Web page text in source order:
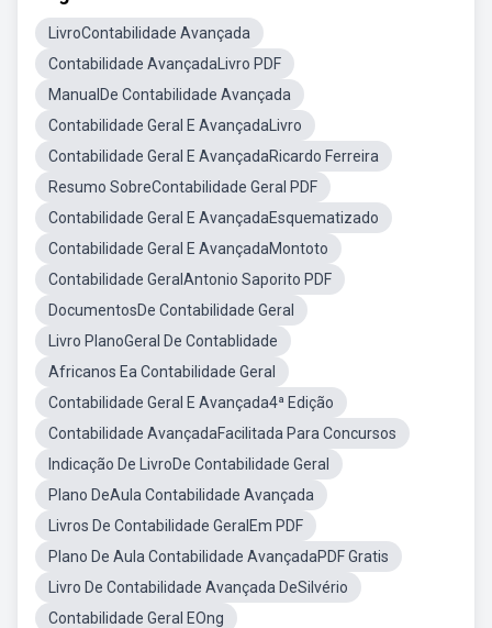
LivroContabilidade Avançada
Contabilidade AvançadaLivro PDF
ManualDe Contabilidade Avançada
Contabilidade Geral E AvançadaLivro
Contabilidade Geral E AvançadaRicardo Ferreira
Resumo SobreContabilidade Geral PDF
Contabilidade Geral E AvançadaEsquematizado
Contabilidade Geral E AvançadaMontoto
Contabilidade GeralAntonio Saporito PDF
DocumentosDe Contabilidade Geral
Livro PlanoGeral De Contablidade
Africanos Ea Contabilidade Geral
Contabilidade Geral E Avançada4ª Edição
Contabilidade AvançadaFacilitada Para Concursos
Indicação De LivroDe Contabilidade Geral
Plano DeAula Contabilidade Avançada
Livros De Contabilidade GeralEm PDF
Plano De Aula Contabilidade AvançadaPDF Gratis
Livro De Contabilidade Avançada DeSilvério
Contabilidade Geral EOng